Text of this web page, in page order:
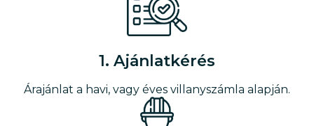
1. Ajánlatkérés
Árajánlat a havi, vagy éves villanyszámla alapján.